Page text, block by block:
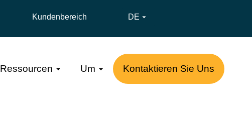
Kundenbereich DE 
Ressourcen Um Kontaktieren Sie Uns